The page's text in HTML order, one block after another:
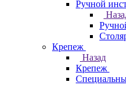
Ручной
Крепеж
Назад
Крепеж